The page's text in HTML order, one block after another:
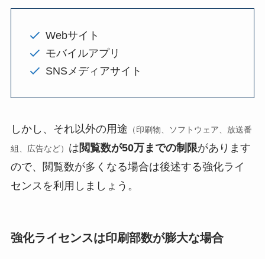
Webサイト
モバイルアプリ
SNSメディアサイト
しかし、それ以外の用途 （印刷物、ソフトウェア、放送番
組、広告など） は閲覧数が50万までの制限があります
ので、閲覧数が多くなる場合は後述する強化ライ
センスを利用しましょう。
強化ライセンスは印刷部数が膨大な場合